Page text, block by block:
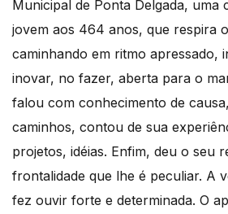
Municipal de Ponta Delgada, uma
jovem aos 464 anos, que respira
caminhando em ritmo apressado,
inovar, no fazer, aberta para o
falou com conhecimento de
caminhos, contou de sua
projetos, idéias. Enfim, deu o seu
frontalidade que lhe é peculiar. A
fez ouvir forte e determinada. O